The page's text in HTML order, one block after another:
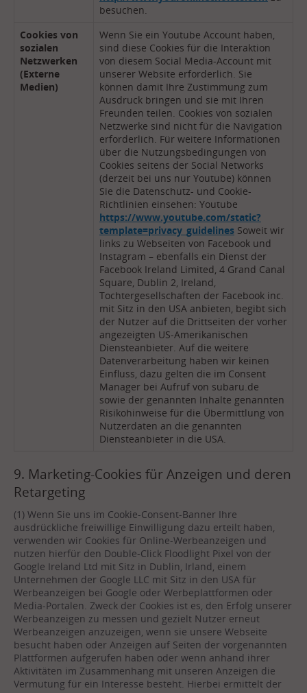
besuchen.
Cookies von
sozialen
Netzwerken
(Externe
Medien)
Wenn Sie ein Youtube Account haben,
sind diese Cookies für die Interaktion
von diesem Social Media-Account mit
unserer Website erforderlich. Sie
können damit Ihre Zustimmung zum
Ausdruck bringen und sie mit Ihren
Freunden teilen. Cookies von sozialen
Netzwerke sind nicht für die Navigation
erforderlich. Für weitere Informationen
über die Nutzungsbedingungen von
Cookies seitens der Social Networks
(derzeit bei uns nur Youtube) können
Sie die Datenschutz- und Cookie-
Richtlinien einsehen: Youtube
https://www.youtube.com/static?
template=privacy_guidelines Soweit wir
links zu Webseiten von Facebook und
Instagram – ebenfalls ein Dienst der
Facebook Ireland Limited, 4 Grand Canal
Square, Dublin 2, Ireland,
Tochtergesellschaften der Facebook inc.
mit Sitz in den USA anbieten, begibt sich
der Nutzer auf die Drittseiten der vorher
angezeigten US-Amerikanischen
Diensteanbieter. Auf die weitere
Datenverarbeitung haben wir keinen
Einfluss, dazu gelten die im Consent
Manager bei Aufruf von subaru.de
sowie der genannten Inhalte genannten
Risikohinweise für die Übermittlung von
Nutzerdaten an die genannten
Diensteanbieter in die USA.
9. Marketing-Cookies für Anzeigen und deren
Retargeting
(1) Wenn Sie uns im Cookie-Consent-Banner Ihre
ausdrückliche freiwillige Einwilligung dazu erteilt haben,
verwenden wir Cookies für Online-Werbeanzeigen und
nutzen hierfür den Double-Click Floodlight Pixel von der
Google Ireland Ltd mit Sitz in Dublin, Irland, einem
Unternehmen der Google LLC mit Sitz in den USA für
Werbeanzeigen bei Google oder Werbeplattformen oder
Media-Portalen. Zweck der Cookies ist es, den Erfolg unserer
Werbeanzeigen zu messen und gezielt Nutzer erneut
Werbeanzeigen anzuzeigen, wenn sie unsere Webseite
besucht haben oder Anzeigen auf Seiten der vorgenannten
Plattformen aufgerufen haben oder wenn anhand ihrer
Aktivitäten im Zusammenhang mit unseren Anzeigen die
Vermutung für ein Interesse besteht. Hierbei ermittelt der